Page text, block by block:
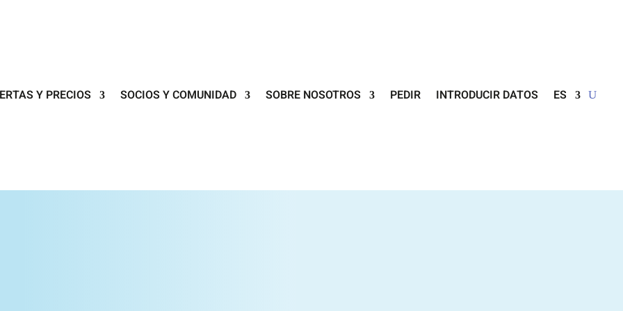
Y PRECIOS SOCIOS Y COMUNIDAD SOBRE NOSOTROS PEDIR INTRODUCIR DATOS ES